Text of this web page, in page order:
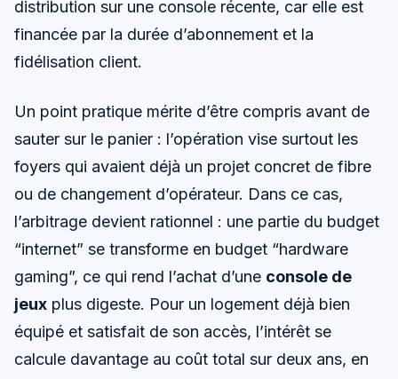
distribution sur une console récente, car elle est
financée par la durée d’abonnement et la
fidélisation client.
Un point pratique mérite d’être compris avant de
sauter sur le panier : l’opération vise surtout les
foyers qui avaient déjà un projet concret de fibre
ou de changement d’opérateur. Dans ce cas,
l’arbitrage devient rationnel : une partie du budget
“internet” se transforme en budget “hardware
gaming”, ce qui rend l’achat d’une console de
jeux plus digeste. Pour un logement déjà bien
équipé et satisfait de son accès, l’intérêt se
calcule davantage au coût total sur deux ans, en